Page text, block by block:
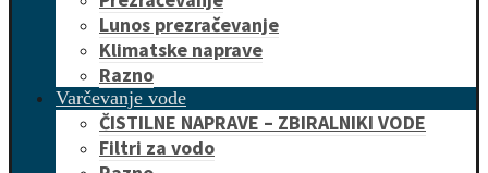
Lunos prezračevanje
Klimatske naprave
Razno
Varčevanje vode
ČISTILNE NAPRAVE – ZBIRALNIKI VODE
Filtri za vodo